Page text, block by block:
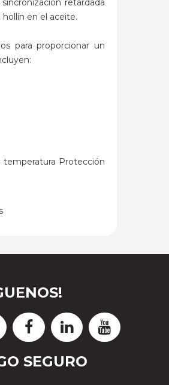
retardada
en el aceite.
para proporcionar un
Protección
SEGURO